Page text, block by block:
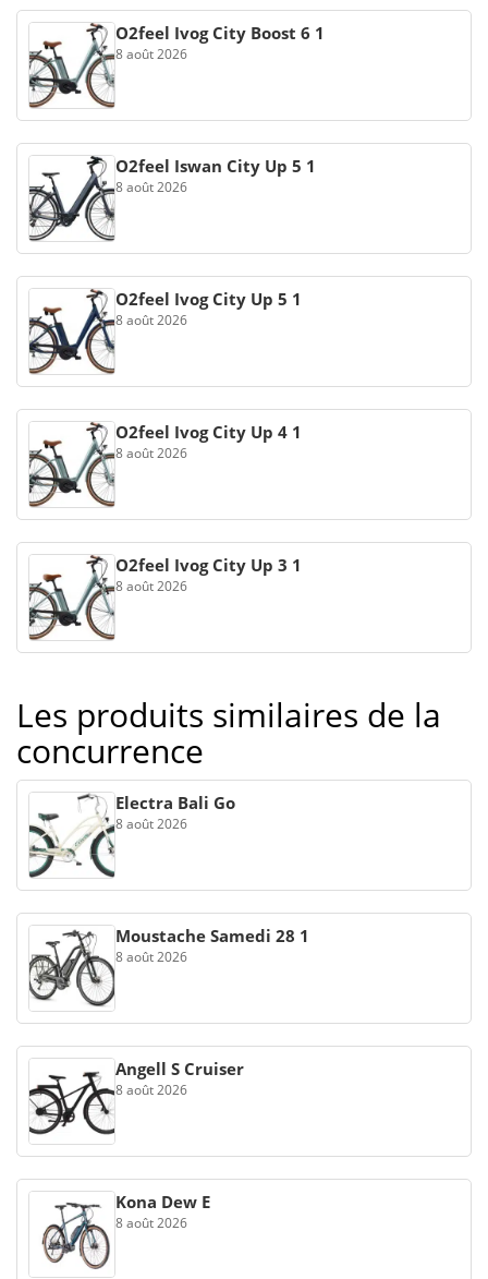
O2feel Ivog City Boost 6 1
8 août 2026
O2feel Iswan City Up 5 1
8 août 2026
O2feel Ivog City Up 5 1
8 août 2026
O2feel Ivog City Up 4 1
8 août 2026
O2feel Ivog City Up 3 1
8 août 2026
Les produits similaires de la
concurrence
Electra Bali Go
8 août 2026
Moustache Samedi 28 1
8 août 2026
Angell S Cruiser
8 août 2026
Kona Dew E
8 août 2026